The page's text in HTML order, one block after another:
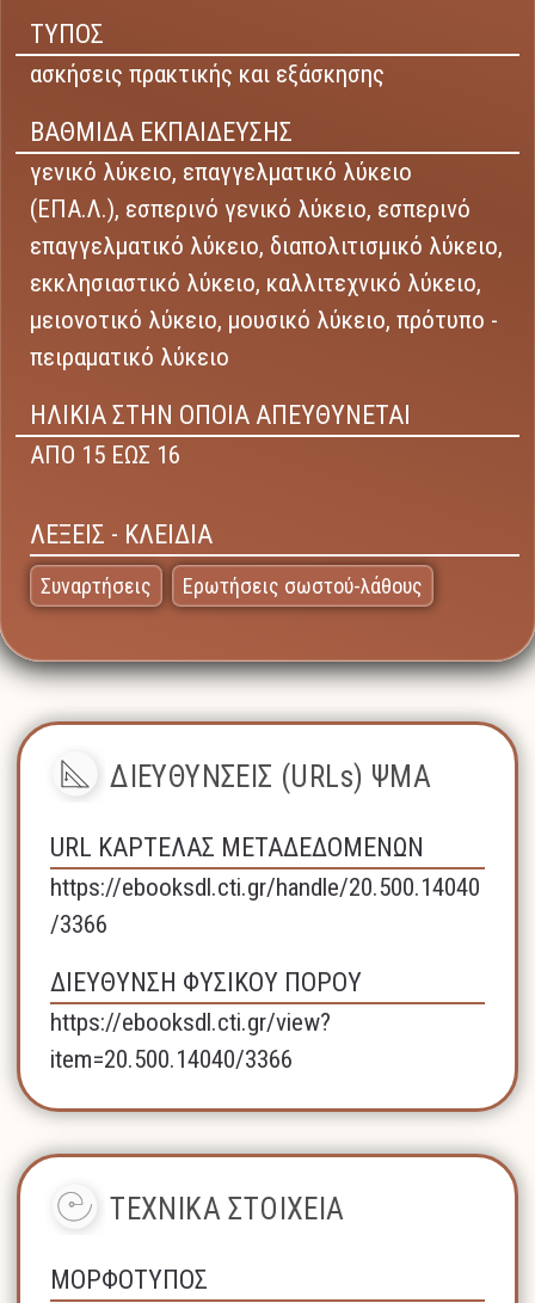
ΤΥΠΟΣ
ασκήσεις πρακτικής και εξάσκησης
ΒΑΘΜΙΔΑ ΕΚΠΑΙΔΕΥΣΗΣ
γενικό λύκειο, επαγγελματικό λύκειο
(ΕΠΑ.Λ.), εσπερινό γενικό λύκειο, εσπερινό
επαγγελματικό λύκειο, διαπολιτισμικό λύκειο,
εκκλησιαστικό λύκειο, καλλιτεχνικό λύκειο,
μειονοτικό λύκειο, μουσικό λύκειο,πρότυπο -
πειραματικό λύκειο
ΗΛΙΚΙΑ ΣΤΗΝ ΟΠΟΙΑ ΑΠΕΥΘΥΝΕΤΑΙ
ΑΠΟ 15 ΕΩΣ 16
ΛΕΞΕΙΣ - ΚΛΕΙΔΙΑ
Συναρτήσεις Ερωτήσεις σωστού-λάθους
ΔΙΕΥΘΥΝΣΕΙΣ (URLs) ΨΜΑ
URL ΚΑΡΤΕΛΑΣ ΜΕΤΑΔΕΔΟΜΕΝΩΝ
https://ebooksdl.cti.gr/handle/20.500.14040
/3366
ΔΙΕΥΘΥΝΣΗ ΦΥΣΙΚΟΥ ΠΟΡΟΥ
https://ebooksdl.cti.gr/view?
item=20.500.14040/3366
ΤΕΧΝΙΚΑ ΣΤΟΙΧΕΙΑ
ΜΟΡΦΟΤΥΠΟΣ